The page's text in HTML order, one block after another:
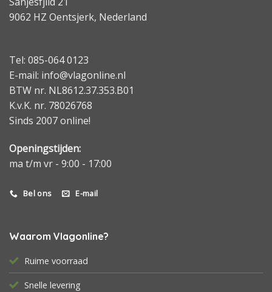
9062 HZ Oentsjerk, Nederland
Tel: 085-064 0123
E-mail: info@vlagonline.nl
BTW nr. NL8612.37.353.B01
K.v.K. nr. 78026768
Sinds 2007 online!
Openingstijden:
ma t/m vr - 9:00 - 17:00
Bel ons E-mail
Waarom Vlagonline?
Ruime voorraad
Snelle levering